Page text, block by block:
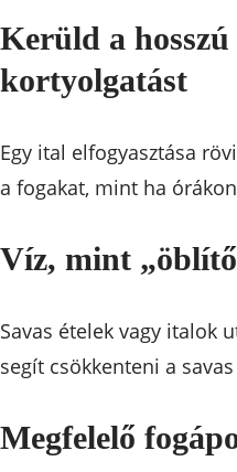
Kerüld a
kortyolgatást
Egy ital elfogyasztása
a fogakat, mint ha
Víz, mint
Savas ételek vagy italok
segít csökkenteni a
Megfelelő